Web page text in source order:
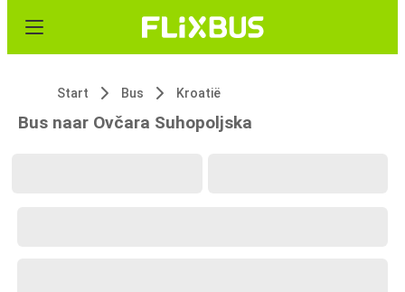
Start Bus Kroatië
Bus naar Ovčara Suhopoljska